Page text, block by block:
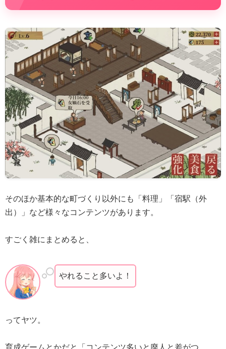
そのほか基本的な町づくり以外にも「料理」「宿駅（外
出）」など様々なコンテンツがあります。
すごく雑にまとめると、
やれること多いよ！
ってヤツ。
育成ゲームとかだと「コンテンツ多いと廃人と差がつ